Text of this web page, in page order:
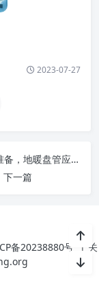
2023-07-27
提前做好准备，地暖盘管应该怎么选?
下一篇
备20238880号 | 关